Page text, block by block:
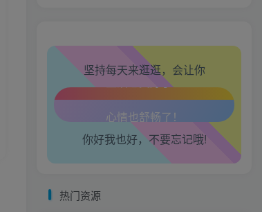
坚持每天来逛逛，会让你
腰也不酸了！
工作也轻松了！
你好我也好，不要忘记哦!
热门资源